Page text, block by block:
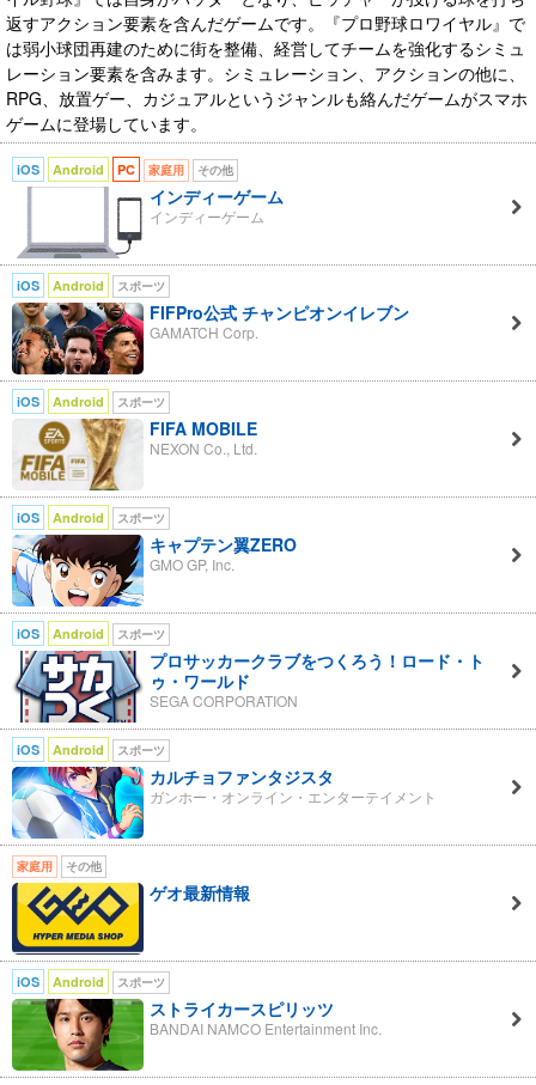
返すアクション要素を含んだゲームです。『プロ野球ロワイヤル』で
は弱小球団再建のために街を整備、経営してチームを強化するシミュ
レーション要素を含みます。シミュレーション、アクションの他に、
RPG、放置ゲー、カジュアルというジャンルも絡んだゲームがスマホ
ゲームに登場しています。
iOS Android PC 家庭用 その他
インディーゲーム
インディーゲーム
iOS Android スポーツ
FIFPro公式 チャンピオンイレブン
GAMATCH Corp.
iOS Android スポーツ
FIFA MOBILE
NEXON Co., Ltd.
iOS Android スポーツ
キャプテン翼ZERO
GMO GP, Inc.
iOS Android スポーツ
プロサッカークラブをつくろう！ロード・ト
ゥ・ワールド
SEGA CORPORATION
iOS Android スポーツ
カルチョファンタジスタ
ガンホー・オンライン・エンターテイメント
家庭用 その他
ゲオ最新情報
iOS Android スポーツ
ストライカースピリッツ
BANDAI NAMCO Entertainment Inc.